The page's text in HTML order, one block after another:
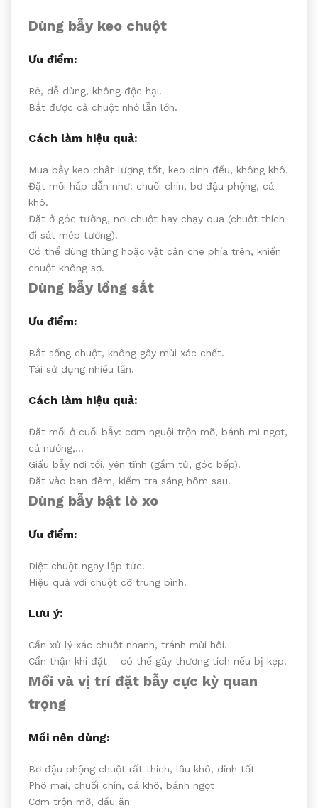
Dùng bẫy keo chuột
Ưu điểm:
Rẻ, dễ dùng, không độc hại.
Bắt được cả chuột nhỏ lẫn lớn.
Cách làm hiệu quả:
Mua bẫy keo chất lượng tốt, keo dính đều, không khô.
Đặt mồi hấp dẫn như: chuối chín, bơ đậu phộng, cá
khô.
Đặt ở góc tường, nơi chuột hay chạy qua (chuột thích
đi sát mép tường).
Có thể dùng thùng hoặc vật cản che phía trên, khiến
chuột không sợ.
Dùng bẫy lồng sắt
Ưu điểm:
Bắt sống chuột, không gây mùi xác chết.
Tái sử dụng nhiều lần.
Cách làm hiệu quả:
Đặt mồi ở cuối bẫy: cơm nguội trộn mỡ, bánh mì ngọt,
cá nướng,…
Giấu bẫy nơi tối, yên tĩnh (gầm tủ, góc bếp).
Đặt vào ban đêm, kiểm tra sáng hôm sau.
Dùng bẫy bật lò xo
Ưu điểm:
Diệt chuột ngay lập tức.
Hiệu quả với chuột cỡ trung bình.
Lưu ý:
Cần xử lý xác chuột nhanh, tránh mùi hôi.
Cẩn thận khi đặt – có thể gây thương tích nếu bị kẹp.
Mồi và vị trí đặt bẫy cực kỳ quan
trọng
Mồi nên dùng:
Bơ đậu phộng chuột rất thích, lâu khô, dính tốt
Phô mai, chuối chín, cá khô, bánh ngọt
Cơm trộn mỡ, dầu ăn